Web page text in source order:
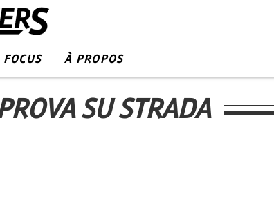
FOCUS À PROPOS
SU STRADA